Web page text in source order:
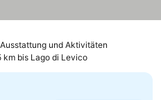
und Aktivitäten
km bis Lago di Levico